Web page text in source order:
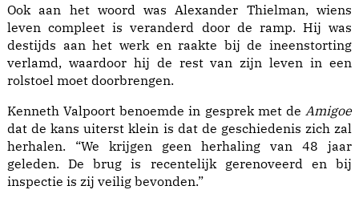
Ook aan het woord was Alexander Thielman, wiens
leven compleet is veranderd door de ramp. Hij was
destijds aan het werk en raakte bij de ineenstorting
verlamd, waardoor hij de rest van zijn leven in een
rolstoel moet doorbrengen.
Kenneth Valpoort benoemde in gesprek met de Amigoe
dat de kans uiterst klein is dat de geschiedenis zich zal
herhalen. “We krijgen geen herhaling van 48 jaar
geleden. De brug is recentelijk gerenoveerd en bij
inspectie is zij veilig bevonden.”